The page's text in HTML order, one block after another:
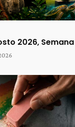
2026, Semana